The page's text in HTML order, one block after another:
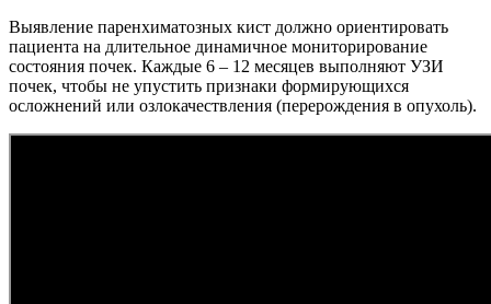
Выявление паренхиматозных кист должно ориентировать
пациента на длительное динамичное мониторирование
состояния почек. Каждые 6 – 12 месяцев выполняют УЗИ
почек, чтобы не упустить признаки формирующихся
осложнений или озлокачествления (перерождения в опухоль).